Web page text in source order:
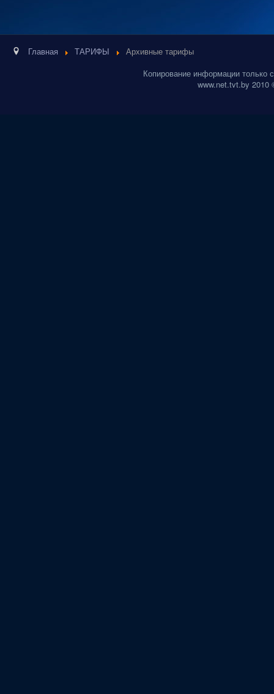
Главная ТАРИФЫ
Архивные тарифы
Копирование информации только
www.net.tvt.by 2010